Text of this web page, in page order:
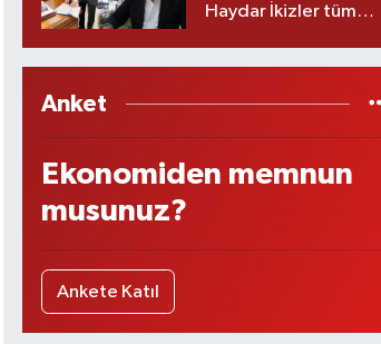
Haydar İkizler tüm
Anket
Ekonomiden memnun
musunuz?
Ankete Katıl